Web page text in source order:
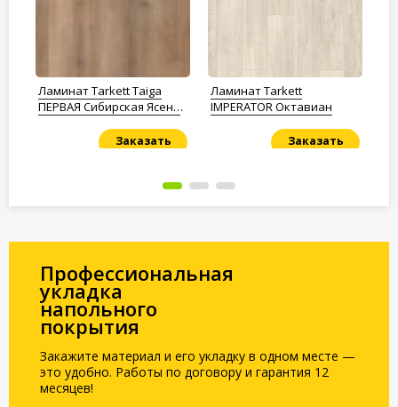
Ламинат Tarkett Taiga
ПЕРВАЯ Сибирская Ясень
Заказать
Ламинат Tarkett
IMPERATOR Октавиан
Заказать
Профессиональная
укладка
напольного
покрытия
Закажите материал и его укладку в одном месте —
это удобно. Работы по договору и гарантия 12
месяцев!